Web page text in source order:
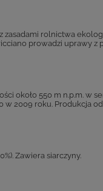
zasadami rolnictwa
prowadzi uprawy
około 550 m n.p.m. w
w 2009 roku. Produkcja
Zawiera siarczyny.